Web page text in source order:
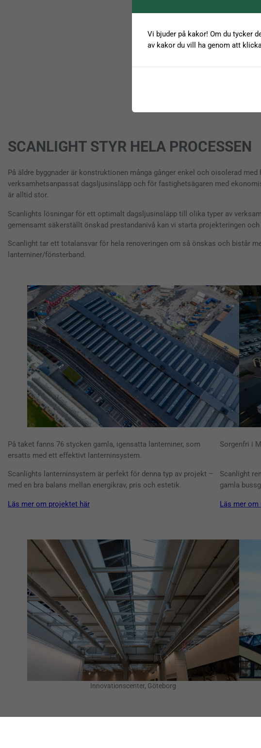
SCANLIGHT STYR HELA PROCESSEN
På äldre byggnader är konstruktionen många gånger enkel och oisolerad
verksamhetsanpassat dagsljusinsläpp och för fastighetsägaren med
är alltid stor.
Scanlights lösningar för ett optimalt dagsljusinsläpp till olika typer av
gemensamt säkerställt önskad prestandanivå kan vi starta projekteringen
Scanlight tar ett totalansvar för hela renoveringen om så önskas och bistår
lanterniner/fönsterband.
På taket fanns 76 stycken gamla, igensatta lanterniner, som
ersatts med ett effektivt lanterninsystem.
Scanlights lanterninsystem är perfekt för denna typ av projekt –
med en bra balans mellan energikrav, pris och estetik.
Läs mer om projektet här
Sorgenfri i
Scanlight
gamla
Läs mer
Innovationscenter, Göteborg
Vi bjuder på kakor! Om du tycker
av kakor du vill ha genom att